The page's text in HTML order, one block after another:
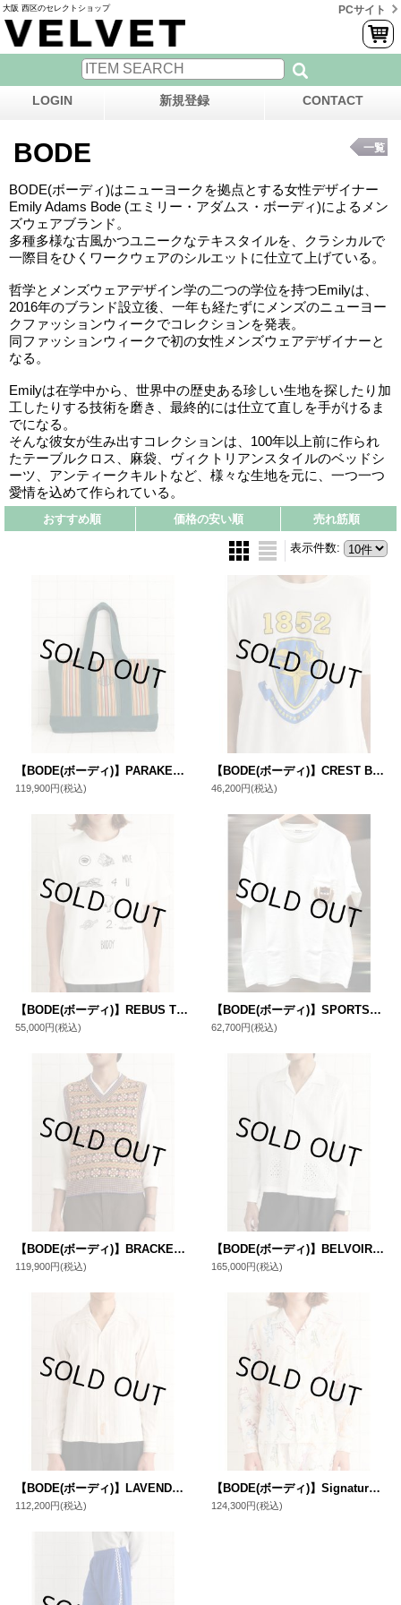
大阪 西区のセレクトショップ PCサイト
LOGIN 新規登録 CONTACT
BODE
BODE(ボーディ)はニューヨークを拠点とする女性デザイナー
Emily Adams Bode (エミリー・アダムス・ボーディ)によるメン
ズウェアブランド。
多種多様な古風かつユニークなテキスタイルを、クラシカルで
一際目をひくワークウェアのシルエットに仕立て上げている。
哲学とメンズウェアデザイン学の二つの学位を持つEmilyは、
2016年のブランド設立後、一年も経たずにメンズのニューヨー
クファッションウィークでコレクションを発表。
同ファッションウィークで初の女性メンズウェアデザイナーと
なる。
Emilyは在学中から、世界中の歴史ある珍しい生地を探したり加
工したりする技術を磨き、最終的には仕立て直しを手がけるま
でになる。
そんな彼女が生み出すコレクションは、100年以上前に作られ
たテーブルクロス、麻袋、ヴィクトリアンスタイルのベッドシ
ーツ、アンティークキルトなど、様々な生地を元に、一つ一つ
愛情を込めて作られている。
一覧
おすすめ順 価格の安い順 売れ筋順
表示件数:
【BODE(ボーディ)】PARAKEET STRIPE TOTE/ GREEN MULTI
119,900円(税込)
【BODE(ボーディ)】CREST BOXY TEE/ CREAM
46,200円(税込)
【BODE(ボーディ)】REBUS TEE/ CREAM
55,000円(税込)
【BODE(ボーディ)】SPORTSMAN PATCH POCKET TEE/ CREAM
62,700円(税込)
【BODE(ボーディ)】BRACKEN VEST/ MULTI
119,900円(税込)
【BODE(ボーディ)】BELVOIR SHIRT/ WHITE
165,000円(税込)
【BODE(ボーディ)】LAVENDER SAIL SHIRT/ WHITE×PURPLE
112,200円(税込)
【BODE(ボーディ)】Signature Scrawl Shirt/ White
124,300円(税込)